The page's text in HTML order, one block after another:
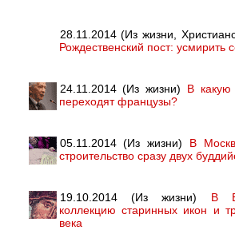
28.11.2014 (Из жизни,
Рождественский пост: усмирить
24.11.2014 (Из жизни) В какую
переходят французы?
05.11.2014 (Из жизни) В
строительство сразу двух
19.10.2014 (Из жизни) В
коллекцию старинных икон и
века